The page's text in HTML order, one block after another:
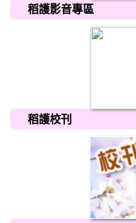
稻護影音專區
稻護校刊